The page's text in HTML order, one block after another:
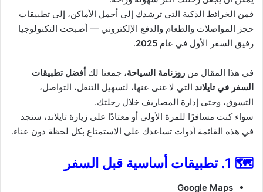
فمن الخرائط الذكية التي ترشدك إلى أجمل الأماكن، إلى تطبيقات
حجز المواصلات والطعام والدفع الإلكتروني — أصبحت التكنولوجيا
رفيق السفر الأول في عام 2025
.
في هذا المقال من روزنامة السياحة، جمعنا لك أفضل تطبيقات
السفر في تايلاند التي لا غنى عنها، لتسهيل التنقل، التواصل،
التسوق، وحتى إدارة المصاريف خلال رحلتك.
سواء كنت مسافرًا للمرة الأولى أو معتادًا على زيارة تايلاند، ستجد
في هذه القائمة أدوات تساعدك على الاستمتاع بكل لحظة دون عناء.
🗺️ 1. تطبيقات أساسية قبل السفر
Google Maps